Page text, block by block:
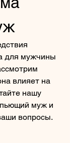
для мужчины
влияет на
нашу
муж и
вопросы.